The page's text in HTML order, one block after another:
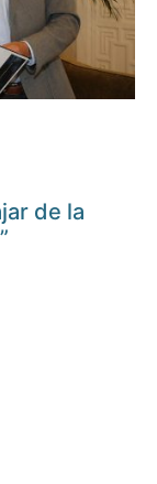
de la